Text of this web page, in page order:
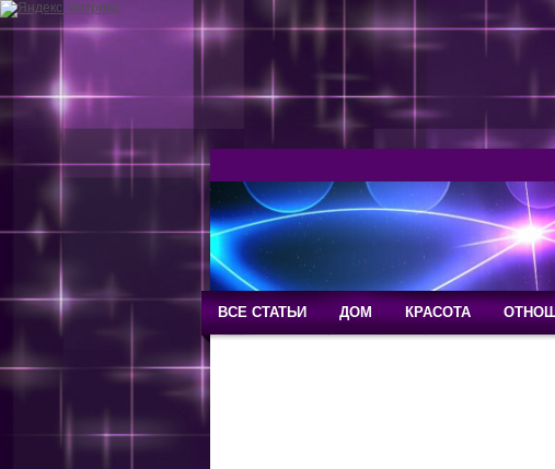
ВСЕ СТАТЬИ ДОМ КРАСОТА